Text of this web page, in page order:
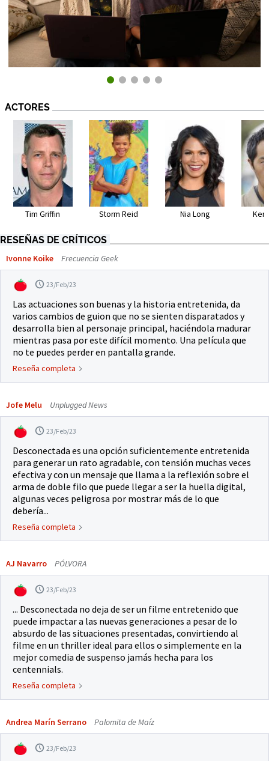
ACTORES
Tim Griffin Storm Reid Nia Long Ken
RESEÑAS DE CRÍTICOS
Ivonne Koike Frecuencia Geek
23/Feb/23
Las actuaciones son buenas y la historia entretenida, da
varios cambios de guion que no se sienten disparatados y
desarrolla bien al personaje principal, haciéndola madurar
mientras pasa por este difícil momento. Una película que
no te puedes perder en pantalla grande.
Reseña completa
Jofe Melu Unplugged News
23/Feb/23
Desconectada es una opción suficientemente entretenida
para generar un rato agradable, con tensión muchas veces
efectiva y con un mensaje que llama a la reflexión sobre el
arma de doble filo que puede llegar a ser la huella digital,
algunas veces peligrosa por mostrar más de lo que
debería...
Reseña completa
AJ Navarro PÓLVORA
23/Feb/23
... Desconectada no deja de ser un filme entretenido que
puede impactar a las nuevas generaciones a pesar de lo
absurdo de las situaciones presentadas, convirtiendo al
filme en un thriller ideal para ellos o simplemente en la
mejor comedia de suspenso jamás hecha para los
centennials.
Reseña completa
Andrea Marín Serrano Palomita de Maíz
23/Feb/23